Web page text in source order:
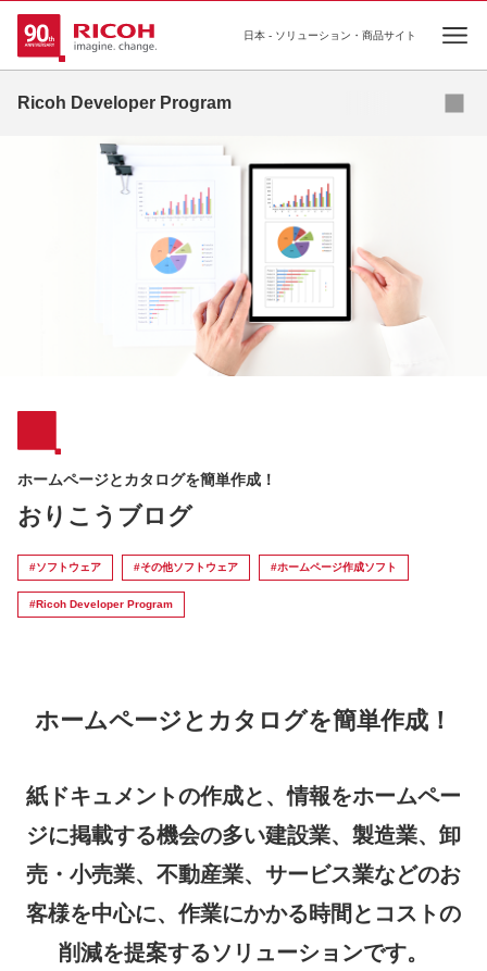
日本 - ソリューション・商品サイト
Ricoh Developer Program
Ricoh Developer Programとは
RICOH Partner's Solution
ホームページとカタログを簡単作成！
おりこうブログ
#ソフトウェア #その他ソフトウェア #ホームページ作成ソフト
#Ricoh Developer Program
ホームページとカタログを簡単作成！
紙ドキュメントの作成と、情報をホームペー
ジに掲載する機会の多い建設業、製造業、卸
売・小売業、不動産業、サービス業などのお
客様を中心に、作業にかかる時間とコストの
削減を提案するソリューションです。